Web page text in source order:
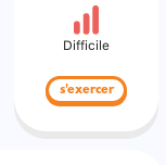
Difficile
s'exercer